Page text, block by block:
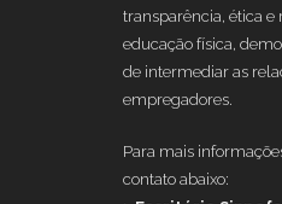
transparência, ética e
educação física,
de intermediar as
empregadores.
Para mais
contato abaixo: